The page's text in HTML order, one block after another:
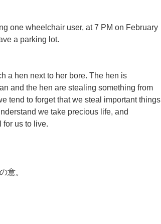
one wheelchair user, at 7 PM on February
a parking lot.
a hen next to her bore. The hen is
and the hen are stealing something from
tend to forget that we steal important things
we take precious life, and
for us to live.
意。